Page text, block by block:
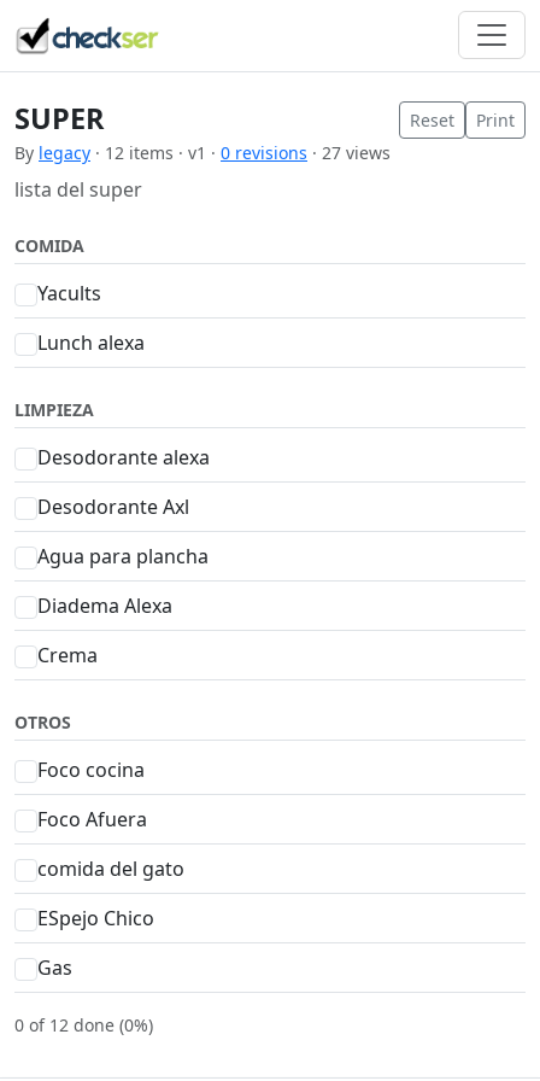
SUPER
By legacy · 12 items · v1 · 0 revisions · 27 views
Reset Print
lista del super
COMIDA
Yacults
Lunch alexa
LIMPIEZA
Desodorante alexa
Desodorante Axl
Agua para plancha
Diadema Alexa
Crema
OTROS
Foco cocina
Foco Afuera
comida del gato
ESpejo Chico
Gas
0 of 12 done (0%)